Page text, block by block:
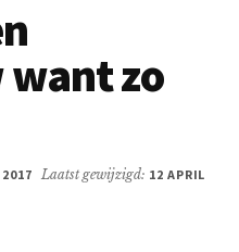
zo
Laatst gewijzigd: 12 APRIL